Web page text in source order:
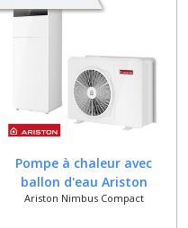
Pompe à chaleur avec
ballon d'eau Ariston
NIMBUS COMPACT 50 S NET
Ariston Nimbus Compact